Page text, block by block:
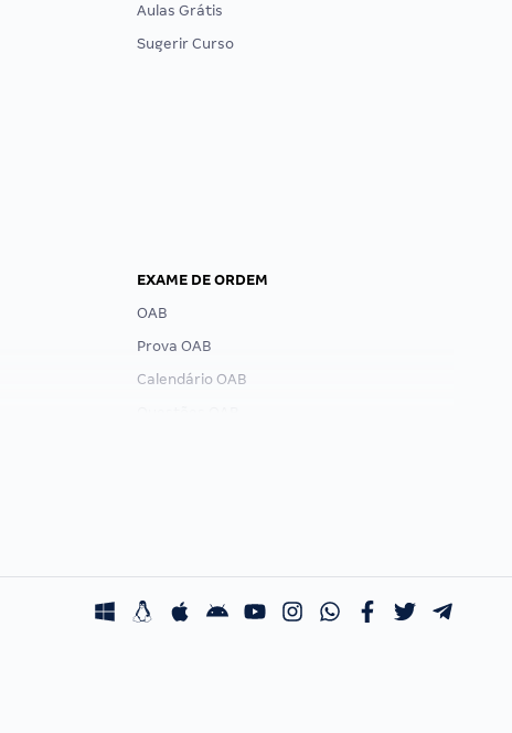
Aulas Grátis
Sugerir Curso
EXAME DE ORDEM
OAB
Prova OAB
Calendário OAB